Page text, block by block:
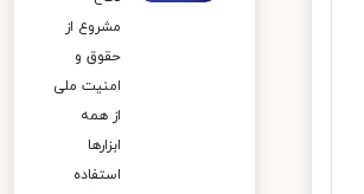
مشروع از
حقوق و
امنیت ملی
از همه
ابزارها
استفاده